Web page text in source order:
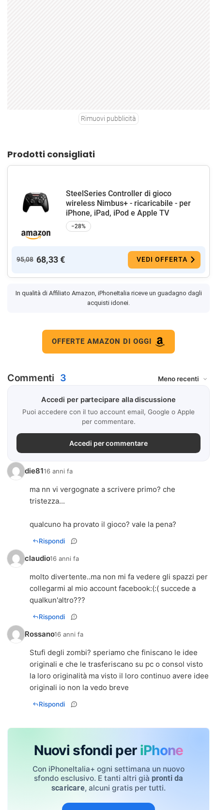
Rimuovi pubblicità
Prodotti consigliati
SteelSeries Controller di gioco
wireless Nimbus+ - ricaricabile - per
iPhone, iPad, iPod e Apple TV
−28%
95,08 68,33 € VEDI OFFERTA
In qualità di Affiliato Amazon, iPhoneItalia riceve un guadagno dagli
acquisti idonei.
OFFERTE AMAZON DI OGGI
Commenti 3
Accedi per partecipare alla discussione
Puoi accedere con il tuo account email, Google o Apple
per commentare.
Accedi per commentare
die8116 anni fa
ma nn vi vergognate a scrivere primo? che
tristezza...
qualcuno ha provato il gioco? vale la pena?
Rispondi
claudio16 anni fa
molto divertente..ma non mi fa vedere gli spazzi per
collegarmi al mio account facebook:(:( succede a
qualkun'altro???
Rispondi
Rossano16 anni fa
Stufi degli zombi? speriamo che finiscano le idee
originali e che le trasferiscano su pc o consol visto
la loro originalità ma visto il loro continuo avere idee
originali io non la vedo breve
Rispondi
Nuovi sfondi per iPhone
Con iPhoneItalia+ ogni settimana un nuovo
sfondo esclusivo. E tanti altri già pronti da
scaricare, alcuni gratis per tutti.